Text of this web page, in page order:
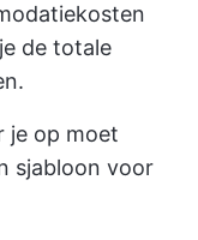
de totale
je op moet
sjabloon voor